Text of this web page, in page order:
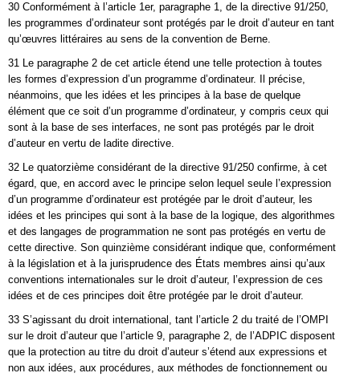
30 Conformément à l’article 1er, paragraphe 1, de la directive 91/250,
les programmes d’ordinateur sont protégés par le droit d’auteur en tant
qu’œuvres littéraires au sens de la convention de Berne.
31 Le paragraphe 2 de cet article étend une telle protection à toutes
les formes d’expression d’un programme d’ordinateur. Il précise,
néanmoins, que les idées et les principes à la base de quelque
élément que ce soit d’un programme d’ordinateur, y compris ceux qui
sont à la base de ses interfaces, ne sont pas protégés par le droit
d’auteur en vertu de ladite directive.
32 Le quatorzième considérant de la directive 91/250 confirme, à cet
égard, que, en accord avec le principe selon lequel seule l’expression
d’un programme d’ordinateur est protégée par le droit d’auteur, les
idées et les principes qui sont à la base de la logique, des algorithmes
et des langages de programmation ne sont pas protégés en vertu de
cette directive. Son quinzième considérant indique que, conformément
à la législation et à la jurisprudence des États membres ainsi qu’aux
conventions internationales sur le droit d’auteur, l’expression de ces
idées et de ces principes doit être protégée par le droit d’auteur.
33 S’agissant du droit international, tant l’article 2 du traité de l’OMPI
sur le droit d’auteur que l’article 9, paragraphe 2, de l’ADPIC disposent
que la protection au titre du droit d’auteur s’étend aux expressions et
non aux idées, aux procédures, aux méthodes de fonctionnement ou